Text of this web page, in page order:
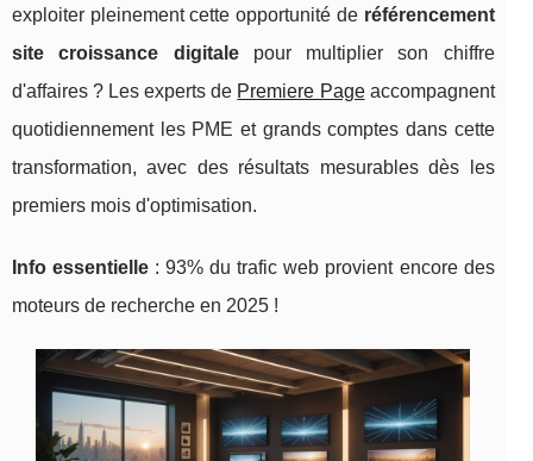
exploiter pleinement cette opportunité de référencement
site croissance digitalepour multiplier son chiffre
d'affaires ? Les experts de Premiere Pageaccompagnent
quotidiennement les PME et grands comptes dans cette
transformation, avec des résultats mesurables dès les
premiers mois d'optimisation.
Info essentielle : 93% du traficweb provient encore des
moteurs de recherche en 2025 !